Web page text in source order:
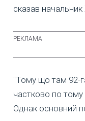
сказав начальник
"Тому що там 92-
частково по
Однак основний